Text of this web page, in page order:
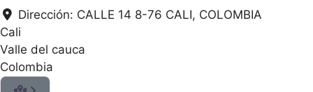
Dirección: CALLE 14 8-76 CALI, COLOMBIA
Cali
Valle del cauca
Colombia